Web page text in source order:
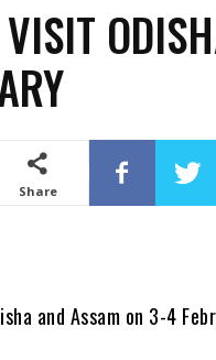
Share
and Assam on 3-4